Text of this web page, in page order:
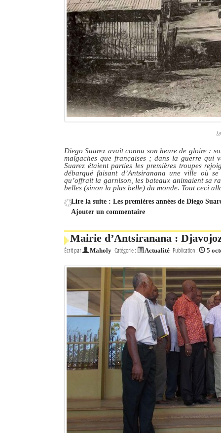
Diego Suarez avait connu son heure de gloire :
malgaches que françaises ; dans la guerre qui
Suarez étaient parties les premières troupes
débarqué faisant d’Antsiranana une ville où
qu’offrait la garnison, les bateaux animaient sa
belles (sinon la plus belle) du monde. Tout ceci
Lire la suite : Les premières années de Diego
Ajouter un commentaire
Mairie d’Antsiranana :
Écrit par Maholy Catégorie : Actualité Publication : 5